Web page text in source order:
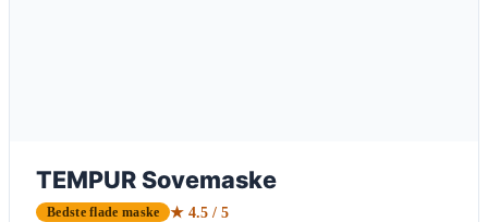
TEMPUR Sovemaske
Bedste flade maske ★ 4.5 / 5